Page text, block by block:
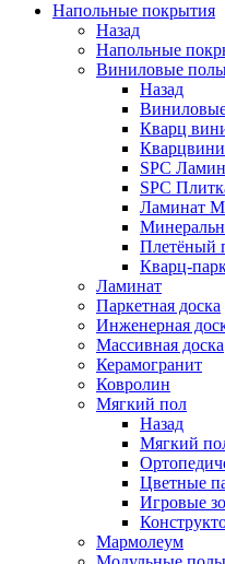
Напольные покрытия
Назад
Напольные
Виниловые
Назад
Кварц
SPC
SPC
Ламинат
Плетёный
Кварц-
Ламинат
Паркетная доска
Инженерная
Массивная доска
Керамогранит
Ковролин
Мягкий пол
Назад
Мягкий
Цветные
Игровые
Мармолеум